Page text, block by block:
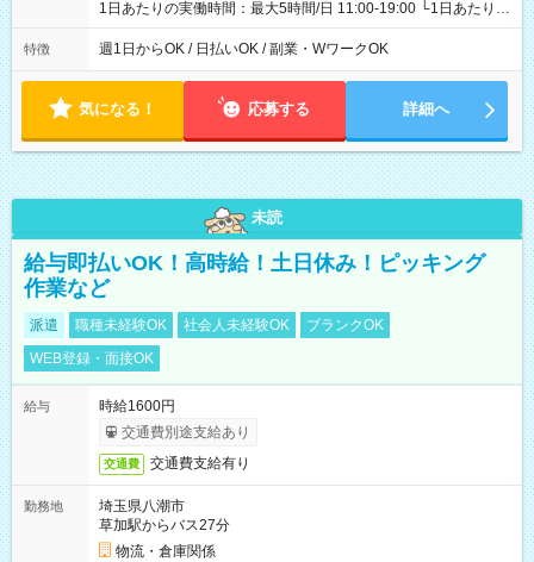
1日あたりの実働時間：最大5時間/日 11:00-19:00 └1日あたりの
実働時間：1-5時間 └上記の時間帯内であれば、いつでも勤務可
能！ └平日・土曜日の中で、お好きな曜日でご勤務いただけま
18:00 などのように、自由な働き方が可能なお仕事です！
特徴 週1日からOK / 日払いOK / 副業・WワークOK
気になる！ 応募する 詳細へ
未読
給与即払いOK！高時給！土日休み！ピッキング
作業など
派遣 職種未経験OK 社会人未経験OK
ブランクOK
WEB登録・面接OK
給与
時給1600円
交通費別途支給あり
交通費 交通費支給有り
勤務地
埼玉県八潮市
草加駅からバス27分
物流・倉庫関係